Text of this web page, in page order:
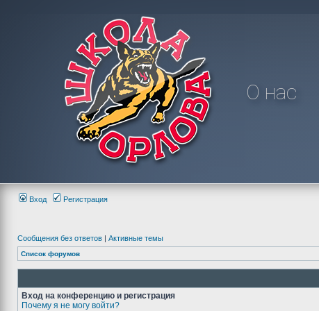
О нас
Вход Регистрация
Сообщения без ответов | Активные темы
Список форумов
Вход на конференцию и регистрация
Почему я не могу войти?